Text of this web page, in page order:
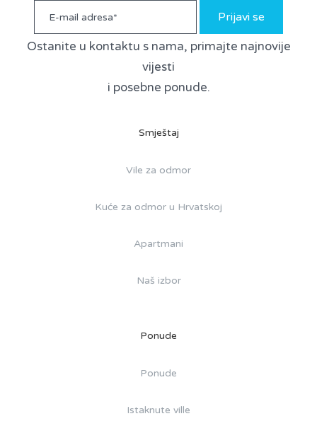
Prijavi se
Ostanite u kontaktu s nama, primajte najnovije
vijesti
i posebne ponude.
Smještaj
Vile za odmor
Kuće za odmor u Hrvatskoj
Apartmani
Naš izbor
Ponude
Ponude
Istaknute ville